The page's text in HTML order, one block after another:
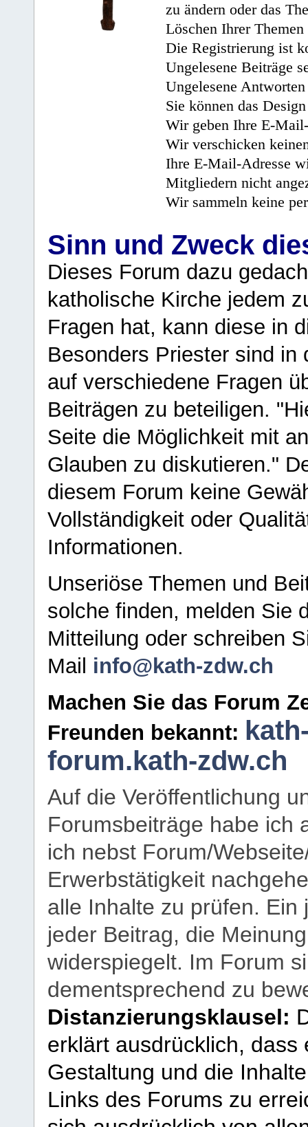
zu ändern oder das
Löschen Ihrer
Die Registrierung ist
Ungelesene Beiträge
Ungelesene
Sie können das
Wir geben Ihre E-
Wir verschicken
Ihre E-Mail-Adresse
Mitgliedern nicht
Wir sammeln keine
Sinn und Zweck
Dieses Forum dazu
katholische Kirche jedem
Fragen hat, kann diese in
Besonders Priester sind in
auf verschiedene Fragen
Beiträgen zu beteiligen.
Seite die Möglichkeit mit
Glauben zu diskutieren."
diesem Forum keine
Vollständigkeit oder
Informationen.
Unseriöse Themen und
solche finden, melden Sie
Mitteilung oder schreiben
Mail info@kath-zdw.ch
Machen Sie das Forum
Freunden bekannt:
forum.kath-zdw.ch
Auf die Veröffentlichung
Forumsbeiträge habe ich
ich nebst Forum/
Erwerbstätigkeit
alle Inhalte zu prüfen.
jeder Beitrag, die
widerspiegelt. Im Forum
dementsprechend zu
Distanzierungsklausel:
erklärt ausdrücklich,
Gestaltung und die
Links des Forums zu